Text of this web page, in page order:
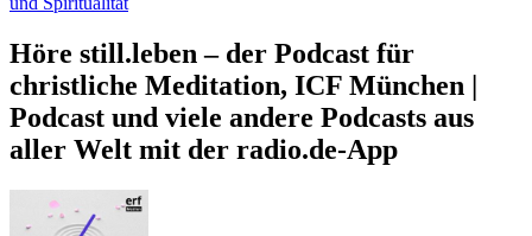
Höre still.leben – der Podcast für
christliche Meditation, ICF München |
Podcast und viele andere Podcasts aus
aller Welt mit der radio.de-App